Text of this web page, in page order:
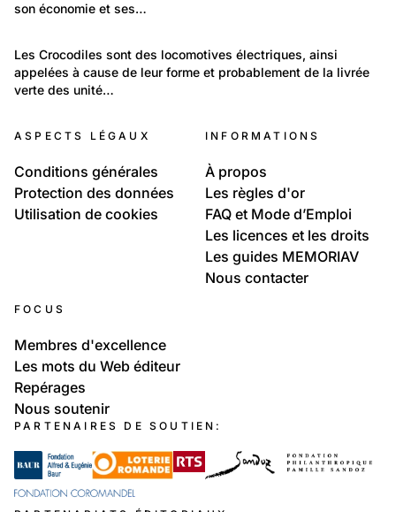
son économie et ses…
Travail et Economie: Technologie et science
Les locomotives Crocodiles
Les Crocodiles sont des locomotives électriques, ainsi
appelées à cause de leur forme et probablement de la livrée
verte des unité…
ASPECTS LÉGAUX
Conditions générales
Protection des données
Utilisation de cookies
INFORMATIONS
À propos
Les règles d'or
FAQ et Mode d’Emploi
Les licences et les droits
Les guides MEMORIAV
Nous contacter
FOCUS
Membres d'excellence
Les mots du Web éditeur
Repérages
Nous soutenir
PARTENAIRES DE SOUTIEN: